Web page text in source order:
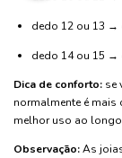
dedo 12 ou 13 →
dedo 14 ou 15 →
Dica de conforto: se
normalmente é
melhor uso ao
Observação:As